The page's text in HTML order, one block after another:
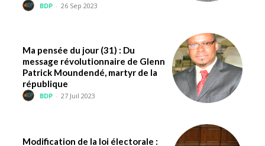
BDP - 26 Sep 2023
Ma pensée du jour (31) : Du
message révolutionnaire de Glenn
Patrick Moundendé, martyr de la
république
BDP - 27 Juil 2023
Modification de la loi électorale :